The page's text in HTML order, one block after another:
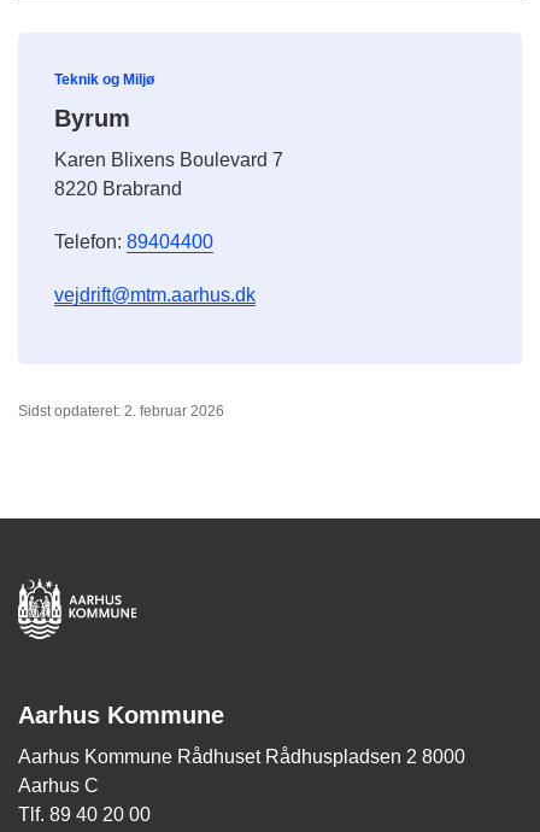
Teknik og Miljø
Byrum
Karen Blixens Boulevard 7
8220 Brabrand
Telefon: 89404400
vejdrift@mtm.aarhus.dk
Sidst opdateret: 2. februar 2026
Aarhus Kommune
Aarhus Kommune Rådhuset Rådhuspladsen 2 8000
Aarhus C
Tlf. 89 40 20 00